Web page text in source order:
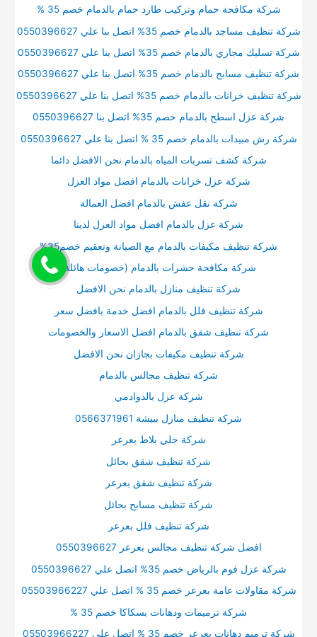
شركة مكافحة حمام وتركيب طارد حمام بالدمام خصم 35 %
شركة تنظيف مساجد بالدمام خصم 35% اتصل بنا علي 0550396627
شركة تسليك مجاري بالدمام خصم 35% اتصل بنا علي 0550396627
شركة تنظيف مسابح بالدمام خصم 35% اتصل بنا علي 0550396627
شركة تنظيف خزانات بالدمام خصم 35% اتصل بنا علي 0550396627
شركة عزل اسطح بالدمام خصم 35% اتصل بنا 0550396627
شركة رش مبيدات بالدمام خصم 35 % اتصل بنا علي 0550396627
شركة كشف تسربات المياه بالدمام نحن الافضل دائما
شركة عزل خزانات بالدمام افضل مواد العزل
شركة نقل عفش بالدمام افضل العمالة
شركة عزل بالدمام افضل مواد العزل لدينا
شركة تنظيف مكيفات بالدمام مع الصيانة وتعقيم خصم35%
شركة مكافحة حشرات بالدمام (خصومات هائلة)
شركة تنظيف منازل بالدمام نحن الافضل
شركة تنظيف فلل بالدمام افضل خدمة بافضل سعر
شركة تنظيف شقق بالدمام افضل الاسعار والخصومات
شركة تنظيف مكيفات بجازان نحن الافضل
شركة تنظيف مجالس بالدمام
شركة عزل بالدوادمي
شركة تنظيف منازل ببيشة 0566371961
شركة جلي بلاط بعرعر
شركة تنظيف شقق بحائل
شركة تنظيف شقق بعرعر
شركة تنظيف مسابح بحائل
شركة تنظيف فلل بعرعر
افضل شركة تنظيف مجالس بعرعر 0550396627
شركة عزل فوم بالرياض خصم 35% اتصل علي 0550396627
شركة مقاولات عامة بعرعر خصم 35 % اتصل علي 05503966227
شركة ترميمات ودهانات بسكاكا خصم 35 %
شركة ترميم دهانات بعرعر خصم 35 % اتصل علي 05503966227